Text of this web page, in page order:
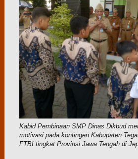
Kabid Pembinaan SMP Dinas Dikbud
motivasi pada kontingen Kabupaten
FTBI tingkat Provinsi Jawa Tengah di